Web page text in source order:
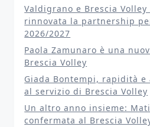
Valdigrano e Brescia
rinnovata la partnership
2026/2027
Paola Zamunaro è una
Brescia Volley
Giada Bontempi, rapidità
al servizio di Brescia Volley
Un altro anno insieme:
confermata al Brescia